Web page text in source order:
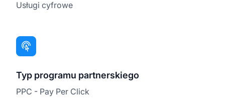
Usługi cyfrowe
Typ programu partnerskiego
PPC - Pay Per Click